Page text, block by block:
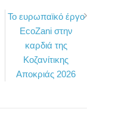
Το ευρωπαϊκό έργο
EcoZani στην
καρδιά της
Κοζανίτικης
Αποκριάς 2026